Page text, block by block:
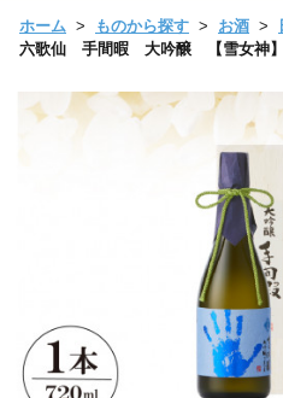
ホーム ものから探す お酒
六歌仙 手間暇 大吟醸 【雪女神